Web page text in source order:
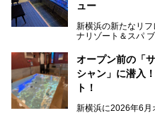
ュー
新横浜の新たなリ
ナリゾート＆スパ
す。サウナや水風呂
ペースの過ごしやす
常の疲れをリセッ
は必見です。
オープン前の「
シャン」に潜入
ト！
新横浜に2026年6月